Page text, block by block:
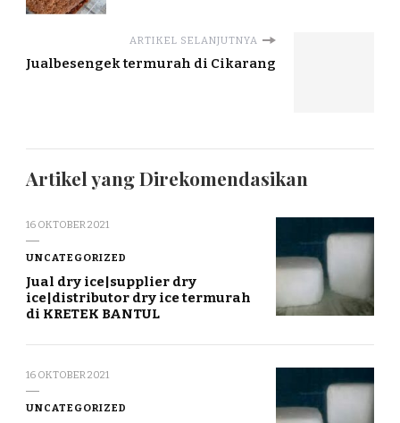
ARTIKEL SELANJUTNYA
Jualbesengek termurah di Cikarang
Artikel yang Direkomendasikan
16 OKTOBER 2021
UNCATEGORIZED
Jual dry ice|supplier dry
ice|distributor dry ice termurah
di KRETEK BANTUL
16 OKTOBER 2021
UNCATEGORIZED